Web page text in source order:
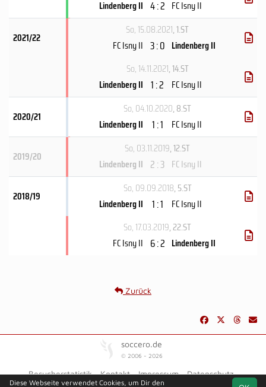
Lindenberg II 4 : 2 FC Isny II
2021/22
So, 15.08.2021, 1.ST
FC Isny II 3 : 0 Lindenberg II
So, 14.11.2021, 14.ST
Lindenberg II 1 : 2 FC Isny II
2020/21
So, 04.10.2020, 8.ST
Lindenberg II
1 : 1 FC Isny II
2019/20
So, 03.11.2019, 12.ST
Lindenberg II 2 : 3 FC Isny II
2018/19
So, 09.09.2018, 5.ST
Lindenberg II
1 : 1
FC Isny II
So, 17.03.2019, 22.ST
FC Isny II 6 : 2 Lindenberg II
Zurück
soccero.de
© 2006 - 2026
Besucherstatistik Kontakt Impressum
Datenschutz
Diese Webseite verwendet Cookies, um Dir den